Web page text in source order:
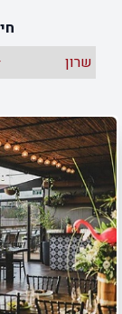
מקומות
שאתם רוצים
מחתונות ועד
שבו ידעו לכבד
ומכיוון שיש די
שהבחירה היא
מהאטרקציות. כעת